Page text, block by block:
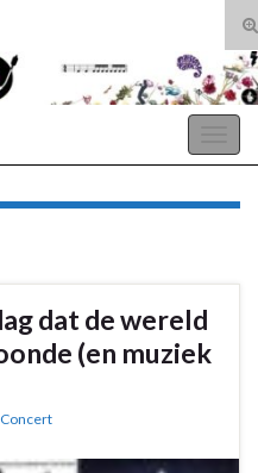
dat de wereld
(en muziek
Concert